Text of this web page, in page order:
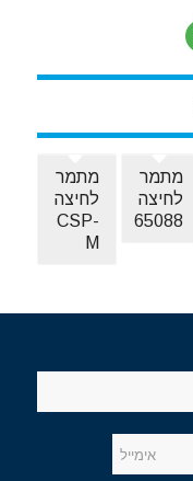
מתמר
לחיצה
65088
מתמר
לחיצה
CSP-
M